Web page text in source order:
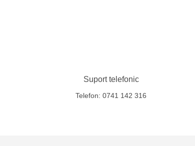
Suport telefonic
Telefon: 0741 142 316